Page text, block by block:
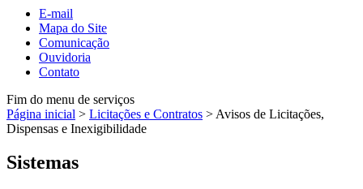
E-mail
Mapa do Site
Comunicação
Ouvidoria
Contato
Fim do menu de serviços
Página inicial > Licitações e Contratos > Avisos de Licitações,
Dispensas e Inexigibilidade
Sistemas